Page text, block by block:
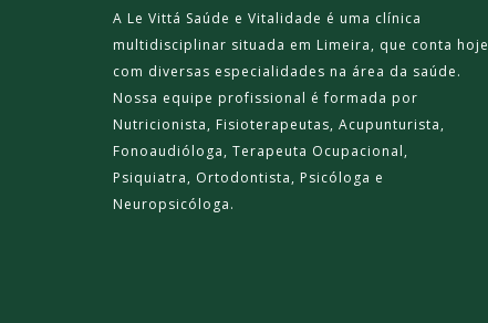
A Le Vittá Saúde e Vitalidade é uma clínica
multidisciplinar situada em Limeira, que conta hoje
com diversas especialidades na área da saúde.
Nossa equipe profissional é formada por
Nutricionista, Fisioterapeutas, Acupunturista,
Fonoaudióloga, Terapeuta Ocupacional,
Psiquiatra, Ortodontista, Psicóloga e
Neuropsicóloga.